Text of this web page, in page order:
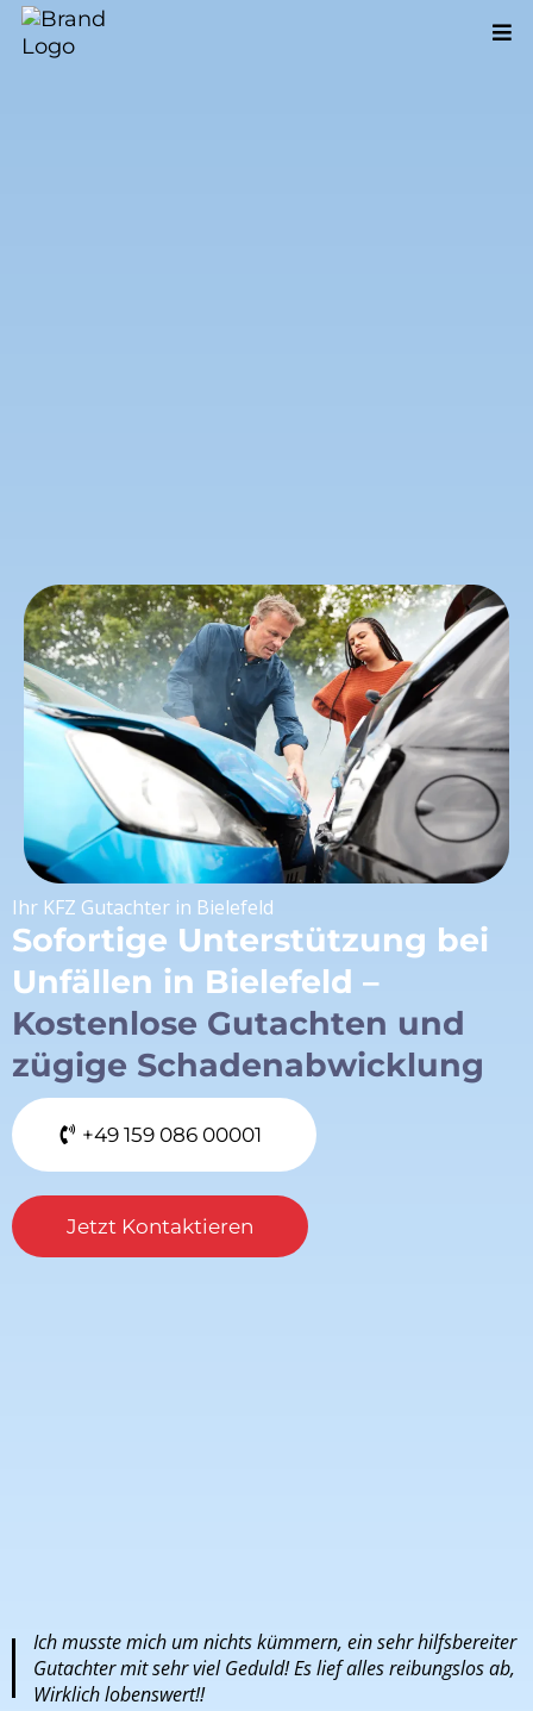
Ihr KFZ Gutachter in Bielefeld
Sofortige Unterstützung bei
Unfällen in Bielefeld –
Kostenlose Gutachten und
zügige Schadenabwicklung
‪+49 159 086 00001‬
Jetzt Kontaktieren
Ich musste mich um nichts kümmern, ein sehr hilfsbereiter
Gutachter mit sehr viel Geduld! Es lief alles reibungslos ab,
Wirklich lobenswert!!